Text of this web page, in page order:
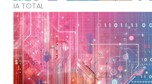
IA TOTAL